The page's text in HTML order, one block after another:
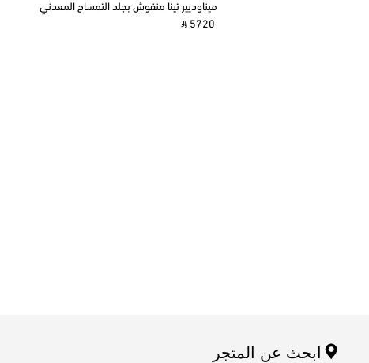
ميناوديير تينا منقوش بجلد التمساح المعدني
‎ ⃁ 5720 ‎
ابحث عن المتجر